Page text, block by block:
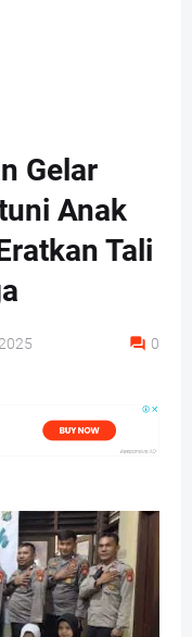
Gelar
Anak
Tali
0